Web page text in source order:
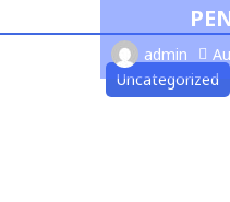
Uncategorized
admin